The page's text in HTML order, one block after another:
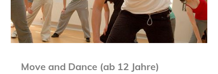
Move and Dance (ab 12 Jahre)